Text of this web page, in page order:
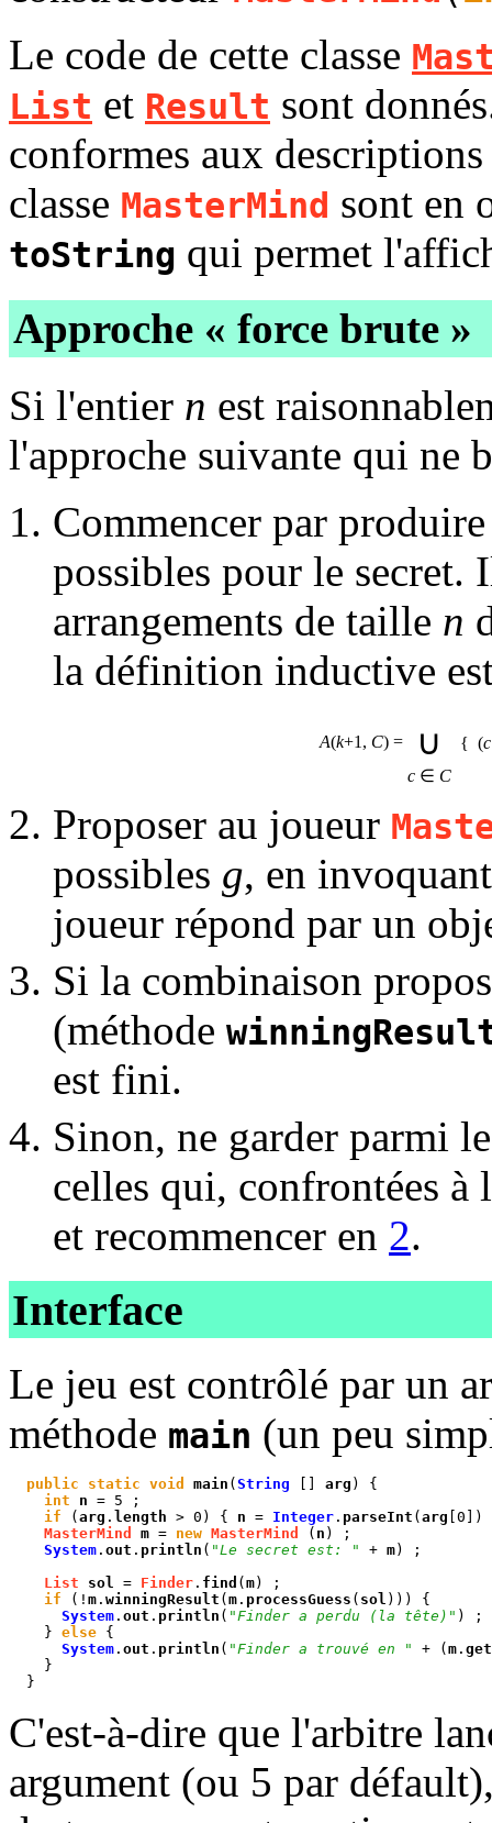
Le code de cette classe
List et Result sont
conformes aux
classe MasterMind sont en
toString qui permet
Approche « force brute »
Si l'entier n est
l'approche suivante qui ne
Commencer par
possibles pour le
arrangements de taille n
la définition inductive
A(k+1, C) = ∪
c∈ C
{ (c
Proposer au joueur
possibles g, en
joueur répond par un
Si la combinaison
(méthode
est fini.
Sinon, ne garder parmi
celles qui, confrontées à
et recommencer en 2.
Interface
Le jeu est contrôlé par un
méthode main (un peu
public static void main ( String arg ) {
int n = 5 ;
if ( arg . length > 0) { n = Integer . parseInt ( arg
MasterMind
m = new MasterMind ( n ) ;
System . out . println ( "Le secret est: " + m) ;
List sol = Finder . find ( m) ;
if (! m . winningResult ( m . processGuess ( sol ))) {
System . out . println ( "Finder a perdu (la tête)" ) ;
    }
else {
System . out . println ( "Finder a trouvé en " + ( m .
    }
  }
C'est-à-dire que l'arbitre
argument (ou 5 par